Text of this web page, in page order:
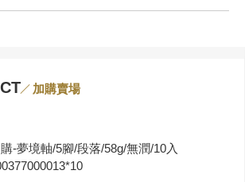
加購賣場
-夢境軸/5腳/段落/58g/無潤/10入